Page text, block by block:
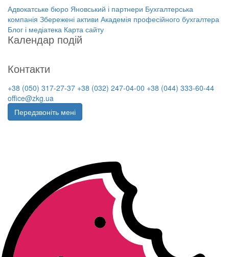
Адвокатське бюро Яновський і партнери Бухгалтерська
компанія Збережені активи Академія професійного бухгалтера
Блог і медіатека Карта сайту
Календар подій
Контакти
+38 (050) 317-27-37 +38 (032) 247-04-00 +38 (044) 333-60-44
office@zkg.ua
Передзвоніть мені